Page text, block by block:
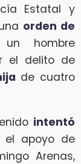
Estatal y
orden de
hombre
el delito de
de cuatro
intentó
el apoyo de
Arenas,